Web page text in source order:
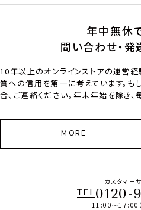
年中無休
問い合わせ・発
10年以上のオンラインストアの運営
質への信用を第一に考えています。も
合、ご連絡ください。年末年始を除き、
MORE
カスタマー
TEL0120-
11:00～17:00（